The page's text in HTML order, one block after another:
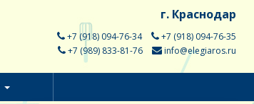
г. Краснодар
+7 (918) 094-76-34
+7 (918) 094-76-35
+7 (989) 833-81-76
info@elegiaros.ru